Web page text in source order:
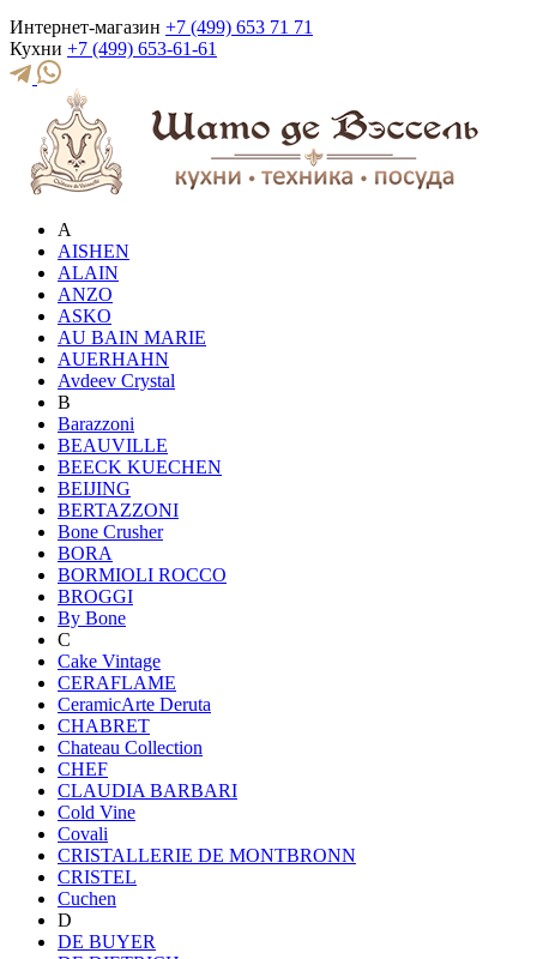
Интернет-магазин +7 (499) 653 71 71
Кухни +7 (499) 653-61-61
A
AISHEN
ALAIN
ANZO
ASKO
AU BAIN MARIE
AUERHAHN
Avdeev Crystal
B
Barazzoni
BEAUVILLE
BEECK KUECHEN
BEIJING
BERTAZZONI
Bone Crusher
BORA
BORMIOLI ROCCO
BROGGI
By Bone
C
Cake Vintage
CERAFLAME
CeramicArte Deruta
CHABRET
Chateau Collection
CHEF
CLAUDIA BARBARI
Cold Vine
Covali
CRISTALLERIE DE MONTBRONN
CRISTEL
Cuchen
D
DE BUYER